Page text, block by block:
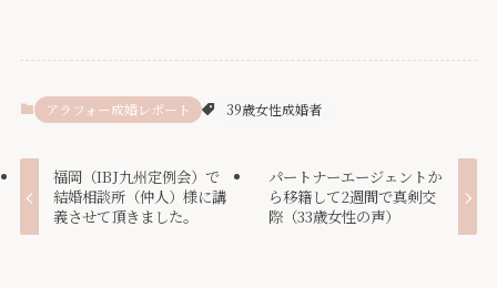
アラフォー成婚レポート 39歳女性成婚者
福岡（IBJ九州定例会）で
結婚相談所（仲人）様に講
義させて頂きました。
パートナーエージェントか
ら移籍して2週間で真剣交
際（33歳女性の声）